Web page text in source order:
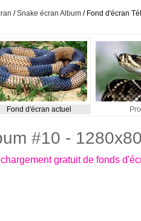
/Snake écran Album / Fond d'écran
Fond d'écran actuel
#10 -
gratuit de fonds